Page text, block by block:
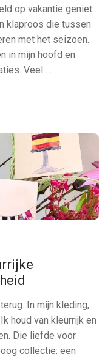
op vakantie geniet
klaproos die tussen
met het seizoen.
in mijn hoofd en
Veel …
In mijn kleding,
houd van kleurrijk en
Die liefde voor
collectie: een